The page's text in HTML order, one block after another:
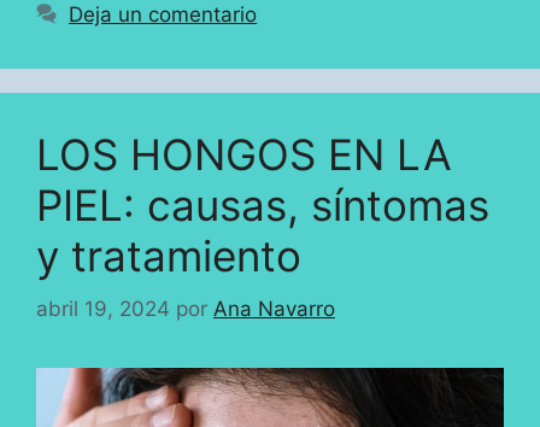
Deja un comentario
LOS HONGOS EN LA
PIEL: causas, síntomas
y tratamiento
abril 19, 2024 por Ana Navarro